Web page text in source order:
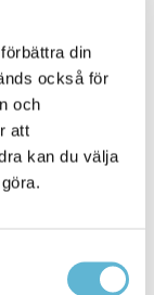
din
också för
och
att
kan du välja
till sökande
att den kötid